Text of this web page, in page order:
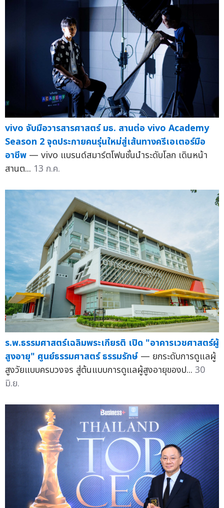
vivo จับมือวารสารศาสตร์ มธ. สานต่อ vivo Academy
Season 2 จุดประกายคนรุ่นใหม่สู่เส้นทางครีเอเตอร์มือ
อาชีพ — vivo แบรนด์สมาร์ตโฟนชั้นนำระดับโลก เดินหน้า
สานต... 13 ก.ค.
ร.พ.ธรรมศาสตร์เฉลิมพระเกียรติ เปิด "อาคารเวชศาสตร์ผู้
สูงอายุ" ศูนย์ธรรมศาสตร์ ธรรมรักษ์ — ยกระดับการดูแลผู้
สูงวัยแบบครบวงจร สู่ต้นแบบการดูแลผู้สูงอายุของป... 30
มิ.ย.